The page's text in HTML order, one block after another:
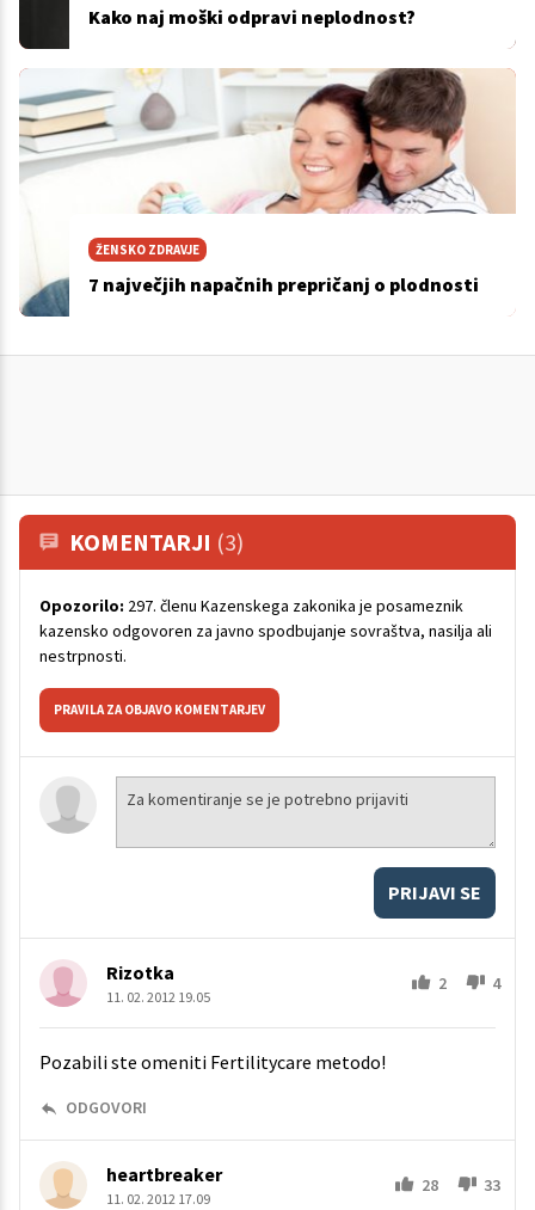
Kako naj moški odpravi neplodnost?
ŽENSKO ZDRAVJE
7 največjih napačnih prepričanj o plodnosti
KOMENTARJI (3)
Opozorilo: 297. členu Kazenskega zakonika je posameznik
kazensko odgovoren za javno spodbujanje sovraštva, nasilja ali
nestrpnosti.
PRAVILA ZA OBJAVO KOMENTARJEV
PRIJAVI SE
Rizotka
11. 02. 2012 19.05
2 4
Pozabili ste omeniti Fertilitycare metodo!
ODGOVORI
heartbreaker
11. 02. 2012 17.09
28 33